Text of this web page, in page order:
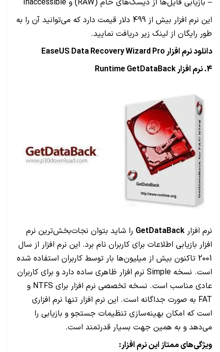
این نرم افزار بیش از 499 دلار قیمت دارد که می‌توانید آن را به
طور رایگان از لینک زیر دریافت نمایید.
دانلود نرم افزار EaseUS Data Recovery Wizard Pro
4. نرم افزار
نرم افزار GetDataBack را شاید بتوان نجات‌بخش‌ترین نرم
افزار بازیابی اطلاعات برای کاربران نام برد. این نرم افزار از سال
2001 تاکنون بیش از میلیون‌ها بار توسط کاربران استفاده شده
است. نسخه Simple نرم افزار ظاهری ساده دارد و برای کاربران
عادی مناسب است. نسخه تخصصی نرم افزار برای NTFS و
FAT به صورت جداگانه است. این نرم افزار تنها نرم افزاری
است که امکان بهینه‌سازی تنظیمات جستجو و بازیابی را
می‌دهد و به همین جهت بسیار قدرتمند است.
ویژگی‌های ممتاز این نرم افزار: